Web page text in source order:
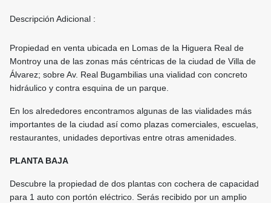
Descripción Adicional :
Propiedad en venta ubicada en Lomas de la Higuera Real de
Montroy una de las zonas más céntricas de la ciudad de Villa de
Álvarez; sobre Av. Real Bugambilias una vialidad con concreto
hidráulico y contra esquina de un parque.
En los alrededores encontramos algunas de las vialidades más
importantes de la ciudad así como plazas comerciales, escuelas,
restaurantes, unidades deportivas entre otras amenidades.
PLANTA BAJA
Descubre la propiedad de dos plantas con cochera de capacidad
para 1 auto con portón eléctrico. Serás recibido por un amplio